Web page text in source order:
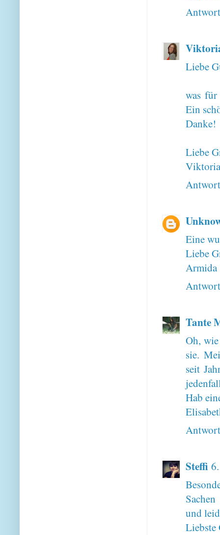
Liebe
was
Ein
Danke!
Liebe
Viktoria
Eine
Liebe
Armida
Tante
Oh,
sie.
seit
Hab
Steffi
und
Liebste